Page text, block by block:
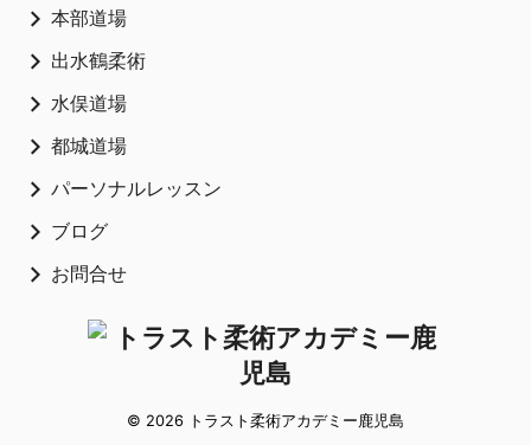
本部道場
出水鶴柔術
水俣道場
都城道場
パーソナルレッスン
ブログ
お問合せ
© 2026 トラスト柔術アカデミー鹿児島